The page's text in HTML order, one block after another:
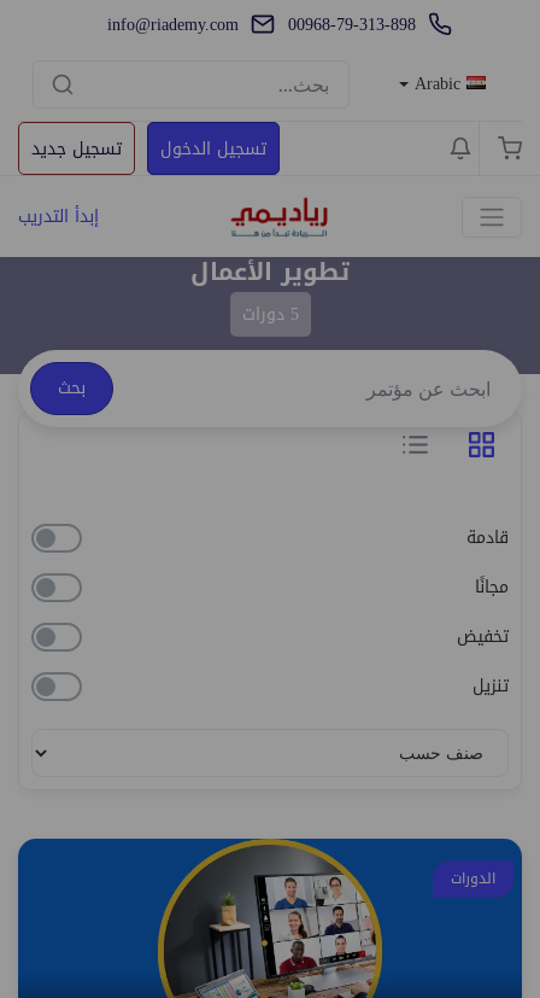
00968-79-313-898
info@riademy.com
Arabic
تسجيل الدخول
تسجيل جديد
إبدأ التدريب
تطوير الأعمال
5 دورات
بحث
قادمة
مجانًا
تخفيض
تنزيل
الدورات